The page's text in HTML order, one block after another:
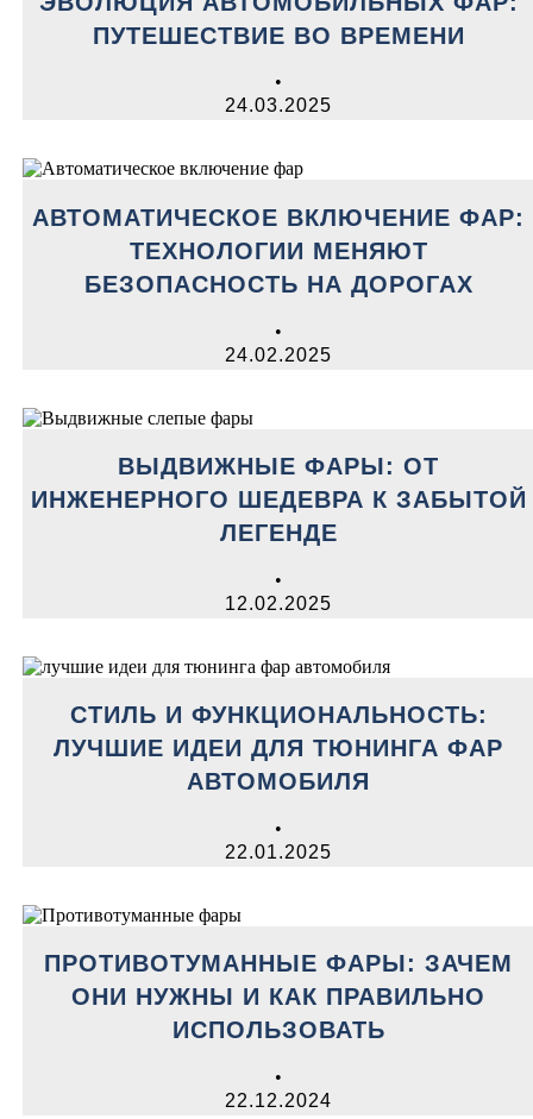
ПУТЕШЕСТВИЕ ВО ВРЕМЕНИ
•
24.03.2025
АВТОМАТИЧЕСКОЕ ВКЛЮЧЕНИЕ ФАР:
ТЕХНОЛОГИИ МЕНЯЮТ
БЕЗОПАСНОСТЬ НА ДОРОГАХ
•
24.02.2025
ВЫДВИЖНЫЕ ФАРЫ: ОТ
ИНЖЕНЕРНОГО ШЕДЕВРА К ЗАБЫТОЙ
ЛЕГЕНДЕ
•
12.02.2025
СТИЛЬ И ФУНКЦИОНАЛЬНОСТЬ:
ЛУЧШИЕ ИДЕИ ДЛЯ ТЮНИНГА ФАР
АВТОМОБИЛЯ
•
22.01.2025
ПРОТИВОТУМАННЫЕ ФАРЫ: ЗАЧЕМ
ОНИ НУЖНЫ И КАК ПРАВИЛЬНО
ИСПОЛЬЗОВАТЬ
•
22.12.2024